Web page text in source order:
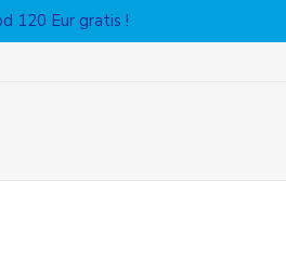
120 Eur gratis !